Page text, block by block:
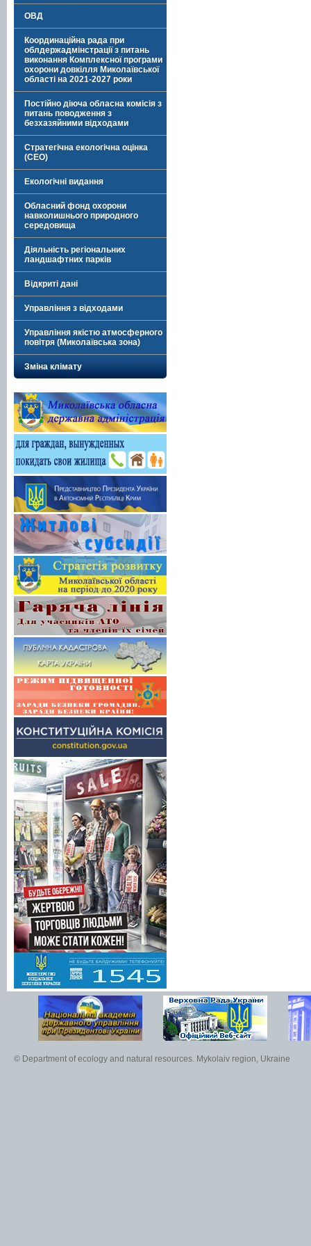
ОВД
Координаційна рада при
облдержадмінстрації з питань
виконання Комплексної програми
охорони довкілля Миколаївської
області на 2021-2027 роки
Постійно діюча обласна комісія з
питань поводження з
безхазяйними відходами
Стратегічна екологічна оцінка
(СЕО)
Екологічні видання
Обласний фонд охорони
навколишнього природного
середовища
Діяльність регіональних
ландшафтних парків
Відкриті дані
Управління з відходами
Управління якістю атмосферного
повітря (Миколаївська зона)
Зміна клімату
© Department of ecology and natural resources. Mykolaiv region, Ukraine